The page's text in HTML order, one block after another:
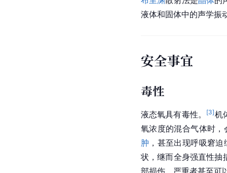
液体和固体中的声学振
安全事宜
毒性
液态氧具有毒性。 [3]机
氧浓度的混合气体时
肿 ，甚至出现呼吸窘
状，继而全身强直性抽
部损伤，严重者甚至可